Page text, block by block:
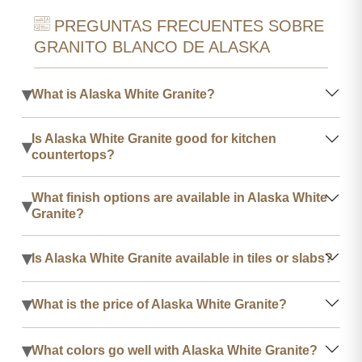
PREGUNTAS FRECUENTES SOBRE
GRANITO BLANCO DE ALASKA
▾What is Alaska White Granite?
▾ Is Alaska White Granite good for kitchen
countertops?
▾What finish options are available in Alaska White
Granite?
▾Is Alaska White Granite available in tiles or slabs?
▾What is the price of Alaska White Granite?
▾What colors go well with Alaska White Granite?